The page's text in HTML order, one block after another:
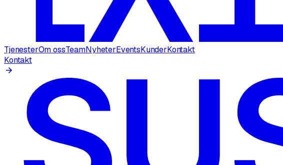
TjenesterOm ossTeamNyheterEventsKunderKontakt
Kontakt